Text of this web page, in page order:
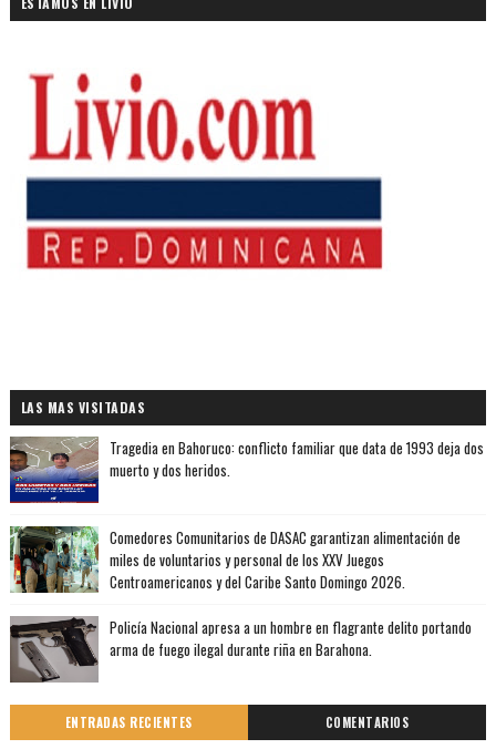
LAS MAS VISITADAS
Tragedia en Bahoruco: conflicto familiar que data de 1993 deja dos
muerto y dos heridos.
Comedores Comunitarios de DASAC garantizan alimentación de
miles de voluntarios y personal de los XXV Juegos
Centroamericanos y del Caribe Santo Domingo 2026.
Policía Nacional apresa a un hombre en flagrante delito portando
arma de fuego ilegal durante riña en Barahona.
ENTRADAS RECIENTES COMENTARIOS